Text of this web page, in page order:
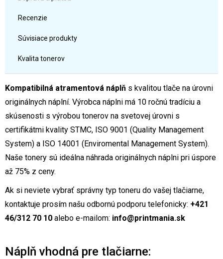
Recenzie
Súvisiace produkty
Kvalita tonerov
Kompatibilná atramentová náplň s kvalitou tlače na úrovni
originálnych náplní. Výrobca náplni má 10 ročnú tradíciu a
skúsenosti s výrobou tonerov na svetovej úrovni s
certifikátmi kvality STMC, ISO 9001 (Quality Management
System) a ISO 14001 (Enviromental Management System).
Naše tonery sú ideálna náhrada originálnych náplni pri úspore
až 75% z ceny.
Ak si neviete vybrať správny typ toneru do vašej tlačiarne,
kontaktuje prosím našu odbornú podporu telefonicky: +421
46/312 70 10 alebo e-mailom: info@printmania.sk
Náplň vhodná pre tlačiarne: